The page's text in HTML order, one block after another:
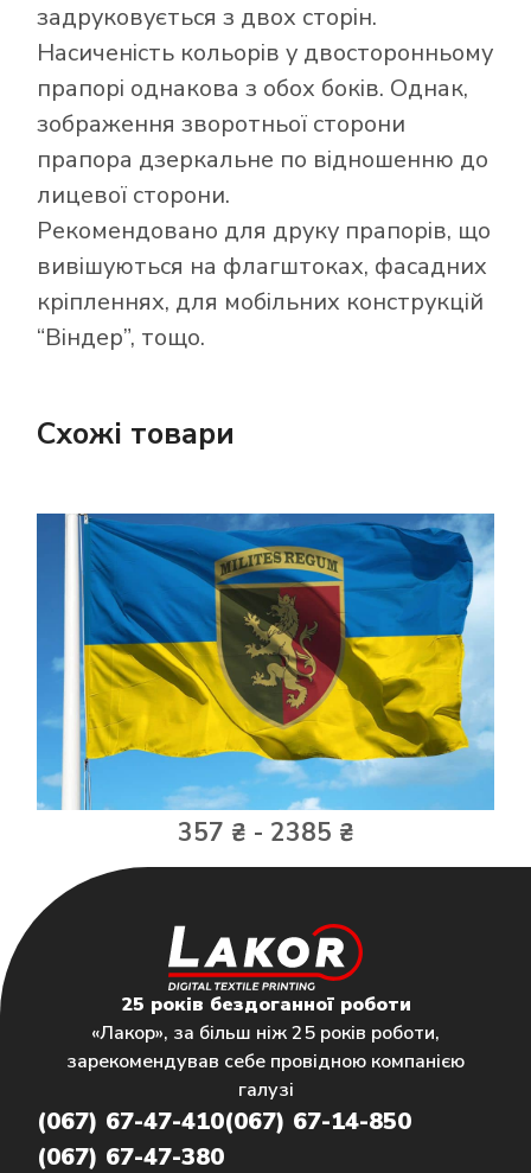
задруковується з двох сторін.
Насиченість кольорів у двосторонньому
прапорі однакова з обох боків. Однак,
зображення зворотньої сторони
прапора дзеркальне по відношенню до
лицевої сторони.
Рекомендовано для друку прапорів, що
вивішуються на флагштоках, фасадних
кріпленнях, для мобільних конструкцій
“Віндер”, тощо.
Схожі товари
357 ₴ - 2385 ₴
25 років бездоганної роботи
«Лакор», за більш ніж 25 років роботи,
зарекомендував себе провідною компанією
галузі
(067) 67-47-410(067) 67-14-850
(067) 67-47-380